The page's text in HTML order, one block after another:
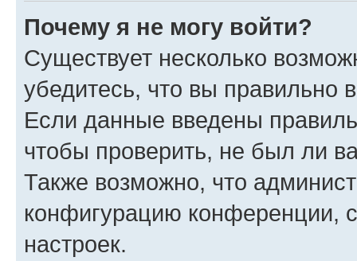
Почему я не могу войти?
Существует несколько
убедитесь, что вы правильно
Если данные введены
чтобы проверить, не был ли
Также возможно, что
конфигурацию конференции,
настроек.